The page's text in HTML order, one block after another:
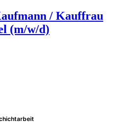
/ Kauffrau
(m/w/d)